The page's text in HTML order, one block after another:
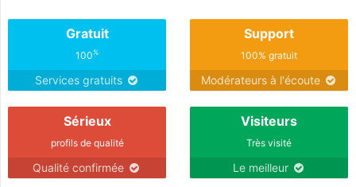
Gratuit
100%
Services gratuits
Support
100% gratuit
Modérateurs à l'écoute
Sérieux
profils de qualité
Qualité confirmée
Visiteurs
Très visité
Le meilleur